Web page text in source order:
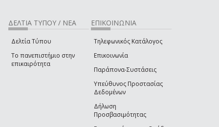
ΔΕΛΤΙΑ ΤΥΠΟΥ / ΝΕΑ
Δελτία Τύπου
Το πανεπιστήμιο στην
επικαιρότητα
ΕΠΙΚΟΙΝΩΝΙΑ
Τηλεφωνικός Κατάλογος
Επικοινωνία
Παράπονα-Συστάσεις
Υπεύθυνος Προστασίας
Δεδομένων
Δήλωση
Προσβασιμότητας